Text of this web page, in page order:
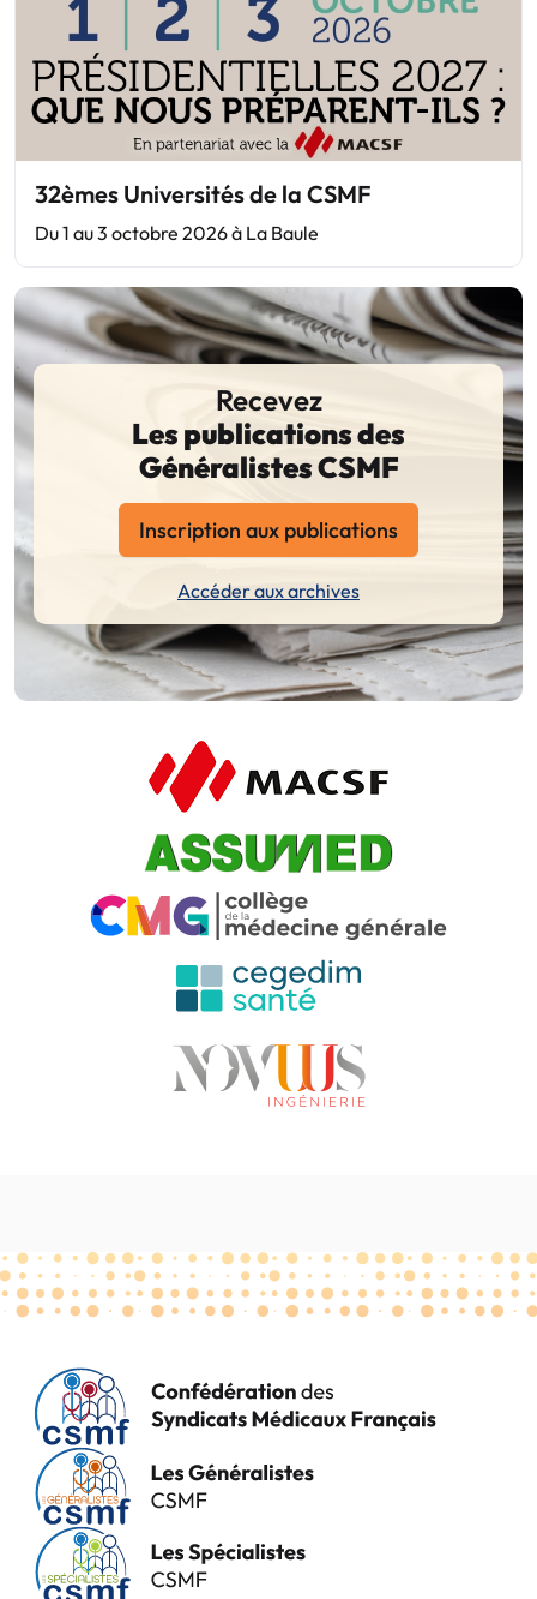
32èmes Universités de la CSMF
Du 1 au 3 octobre 2026 à La Baule
Recevez
Les publications des
Généralistes CSMF
Inscription aux publications
Accéder aux archives